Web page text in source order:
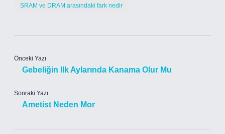
SRAM ve DRAM arasındaki fark nedir
Önceki Yazı
Gebeliğin Ilk Aylarında Kanama Olur Mu
Sonraki Yazı
Ametist Neden Mor